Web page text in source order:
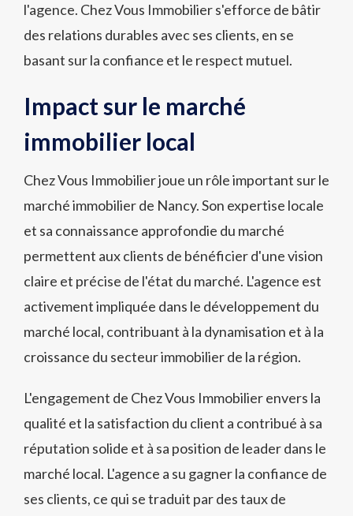
l'agence. Chez Vous Immobilier s'efforce de bâtir
des relations durables avec ses clients, en se
basant sur la confiance et le respect mutuel.
Impact sur le marché
immobilier local
Chez Vous Immobilier joue un rôle important sur le
marché immobilier de Nancy. Son expertise locale
et sa connaissance approfondie du marché
permettent aux clients de bénéficier d'une vision
claire et précise de l'état du marché. L'agence est
activement impliquée dans le développement du
marché local, contribuant à la dynamisation et à la
croissance du secteur immobilier de la région.
L'engagement de Chez Vous Immobilier envers la
qualité et la satisfaction du client a contribué à sa
réputation solide et à sa position de leader dans le
marché local. L'agence a su gagner la confiance de
ses clients, ce qui se traduit par des taux de